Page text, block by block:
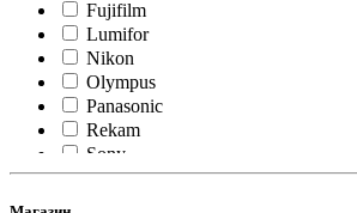
Fujifilm
Lumifor
Nikon
Olympus
Panasonic
Rekam
Sony
Yongnuo